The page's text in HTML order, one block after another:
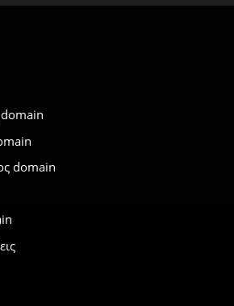
domain